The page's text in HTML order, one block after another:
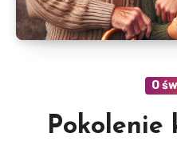
O
Pokolenie